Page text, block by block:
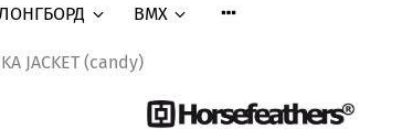
BMX
JACKET (candy)